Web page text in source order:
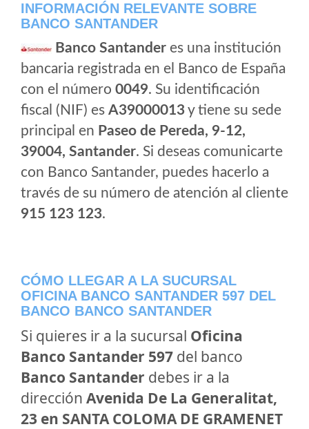
INFORMACIÓN RELEVANTE SOBRE
BANCO SANTANDER
Banco Santander es una institución
bancaria registrada en el Banco de España
con el número 0049. Su identificación
fiscal (NIF) es A39000013y tiene su sede
principal en Paseo de Pereda, 9-12,
39004, Santander. Si deseas comunicarte
con Banco Santander, puedes hacerlo a
través de su número de atención al cliente
915 123 123.
CÓMO LLEGAR A LA SUCURSAL
OFICINA BANCO SANTANDER 597 DEL
BANCO BANCO SANTANDER
Si quieres ir a la sucursal Oficina
Banco Santander 597 del banco
Banco Santander debes ir a la
dirección Avenida De La Generalitat,
23 en SANTA COLOMA DE GRAMENET